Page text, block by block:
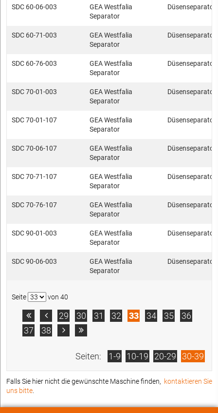
SDC 60-06-003
GEA Westfalia
Separator
SDC 60-71-003
GEA Westfalia
Separator
SDC 60-76-003
GEA Westfalia
Separator
SDC 70-01-003
GEA Westfalia
Separator
SDC 70-01-107
GEA Westfalia
Separator
SDC 70-06-107
GEA Westfalia
Separator
SDC 70-71-107
GEA Westfalia
Separator
SDC 70-76-107
GEA Westfalia
Separator
SDC 90-01-003
GEA Westfalia
Separator
SDC 90-06-003
GEA Westfalia
Separator
Seite von 40
  29 30 31 32 33 34 35
36
37
38  
Seiten: 1-9 10-19 20-29 30-39
Falls Sie hier nicht die gewünschte Maschine finden, kontaktieren Sie
uns bitte